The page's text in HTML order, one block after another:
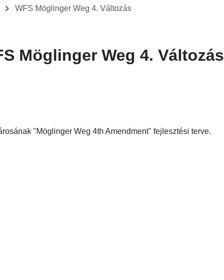
WFS Möglinger Weg 4. Változás
Möglinger Weg 4. Változás
"Möglinger Weg 4th Amendment" fejlesztési terve.